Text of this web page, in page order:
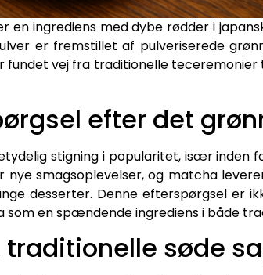
ingrediens med dybe rødder i
er fremstillet af pulveriserede
fundet vej fra traditionelle
efter det
stigning i popularitet, især inden
nye smagsoplevelser, og matcha
desserter. Denne efterspørgsel er
en spændende ingrediens i både
søde